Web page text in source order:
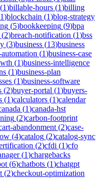
(1)billable-hours (1)billing
1)blockchain (1)blog-strategy
(5)bookkeeping (9)bpa
(2)breach-notification (1)bss
(3)business (13)business
automation (1)business-case
(1)business-intelligence
(1)business-plan
(1)business-software
(2)buyer-portal (1)buyers-
(1)calculators (1)calendar
(1)canada-hst
(2)carbon-footprint
abandonment (2)case-
(4)catalog (2)catalog-sync
(2)cfdi (1)cfo
(1)chargebacks
(6)chatbots (1)chatgpt
(2)checkout-optimization